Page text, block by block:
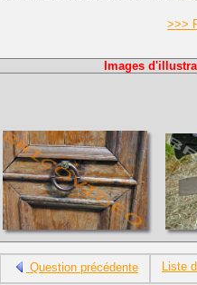
>>>
Images
Question précédente Liste